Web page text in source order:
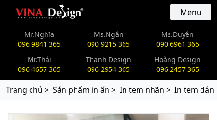
vinadesign.vn Menu
Mr.Nghĩa
096 9841 365
Ms.Ngân
090 9215 365
Ms.Duyên
090 6961 365
Mr.Thái
096 4657 365
Thanh Design
096 2954 365
Hoàng Design
096 2457 365
Trang chủ > Sản phẩm in ấn > In tem nhãn > In tem dán